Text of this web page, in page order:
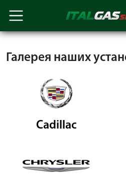
Галерея наших
Cadillac